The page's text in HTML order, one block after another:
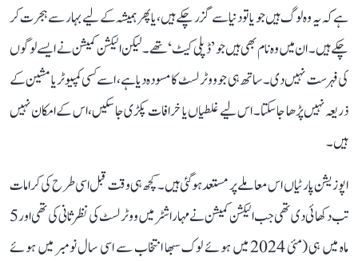
ہے کہ یہ وہ لوگ ہیں جو یا تو دنیا سے گزر چکے ہیں، یا پھر ہمیشہ کے لیے بہار سے ہجرت کر
چکے ہیں۔ ان میں وہ نام بھی ہیں جو ’ڈپلی کیٹ‘ تھے۔ لیکن الیکشن کمیشن نے ایسے لوگوں
کی فہرست نہیں دی۔ ساتھ ہی جو ووٹر لسٹ کا مسودہ دیا ہے، اسے کسی کمپیوٹر یا مشین کے
ذریعہ نہیں پڑھا جا سکتا۔ اس لیے غلطیاں یا خرافات پکڑی جا سکیں، اس کے امکان نہیں
ہیں۔
اپوزیشن پارٹیاں اس معاملے پر مستعد ہو گئی ہیں۔ کچھ ہی وقت قبل اسی طرح کی کرامات
تب دکھائی دی تھی جب الیکشن کمیشن نے مہاراشٹر میں ووٹر لسٹ کی نظرثانی کی تھی اور 5
ماہ میں ہی (مئی 2024 میں ہوئے لوک سبھا انتخاب سے اسی سال نومبر میں ہوئے